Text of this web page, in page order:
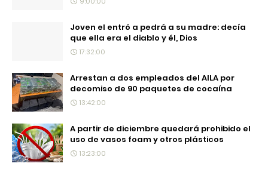
Joven el entró a pedrá a su madre: decía
que ella era el diablo y él, Dios
17:32:00
Arrestan a dos empleados del AILA por
decomiso de 90 paquetes de cocaína
13:42:00
A partir de diciembre quedará prohibido el
uso de vasos foam y otros plásticos
13:23:00